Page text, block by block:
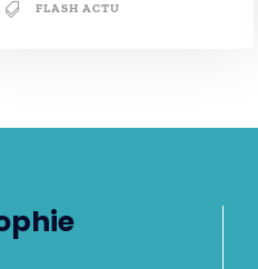
FLASH ACTU